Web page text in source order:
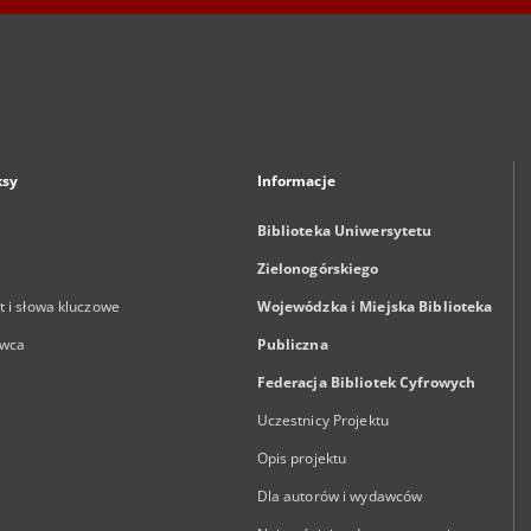
i słowa kluczowe
Informacje
Biblioteka Uniwersytetu
Zielonogórskiego
Wojewódzka i Miejska Biblioteka
Publiczna
Federacja Bibliotek Cyfrowych
Uczestnicy Projektu
Opis projektu
Dla autorów i wydawców